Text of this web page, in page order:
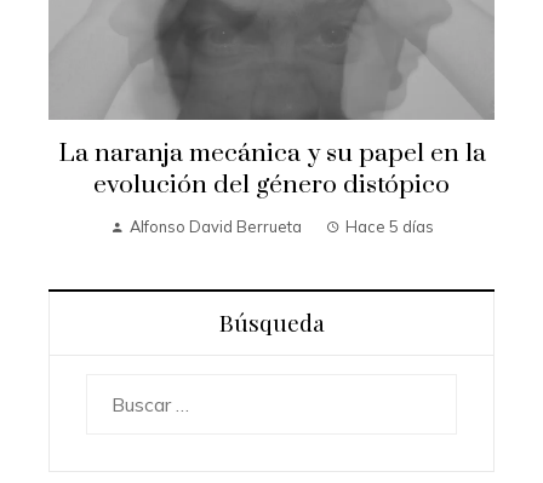
La naranja mecánica y su papel en la
evolución del género distópico
Alfonso David Berrueta Hace 5 días
Búsqueda